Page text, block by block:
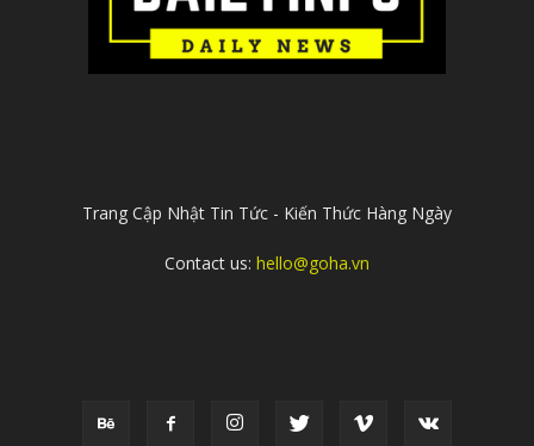
Trang Cập Nhật Tin Tức - Kiến Thức Hàng Ngày
Contact us: hello@goha.vn